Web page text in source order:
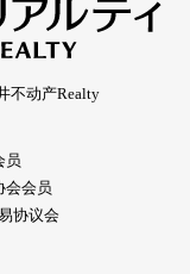
不动产Realty
员
会会员
协议会